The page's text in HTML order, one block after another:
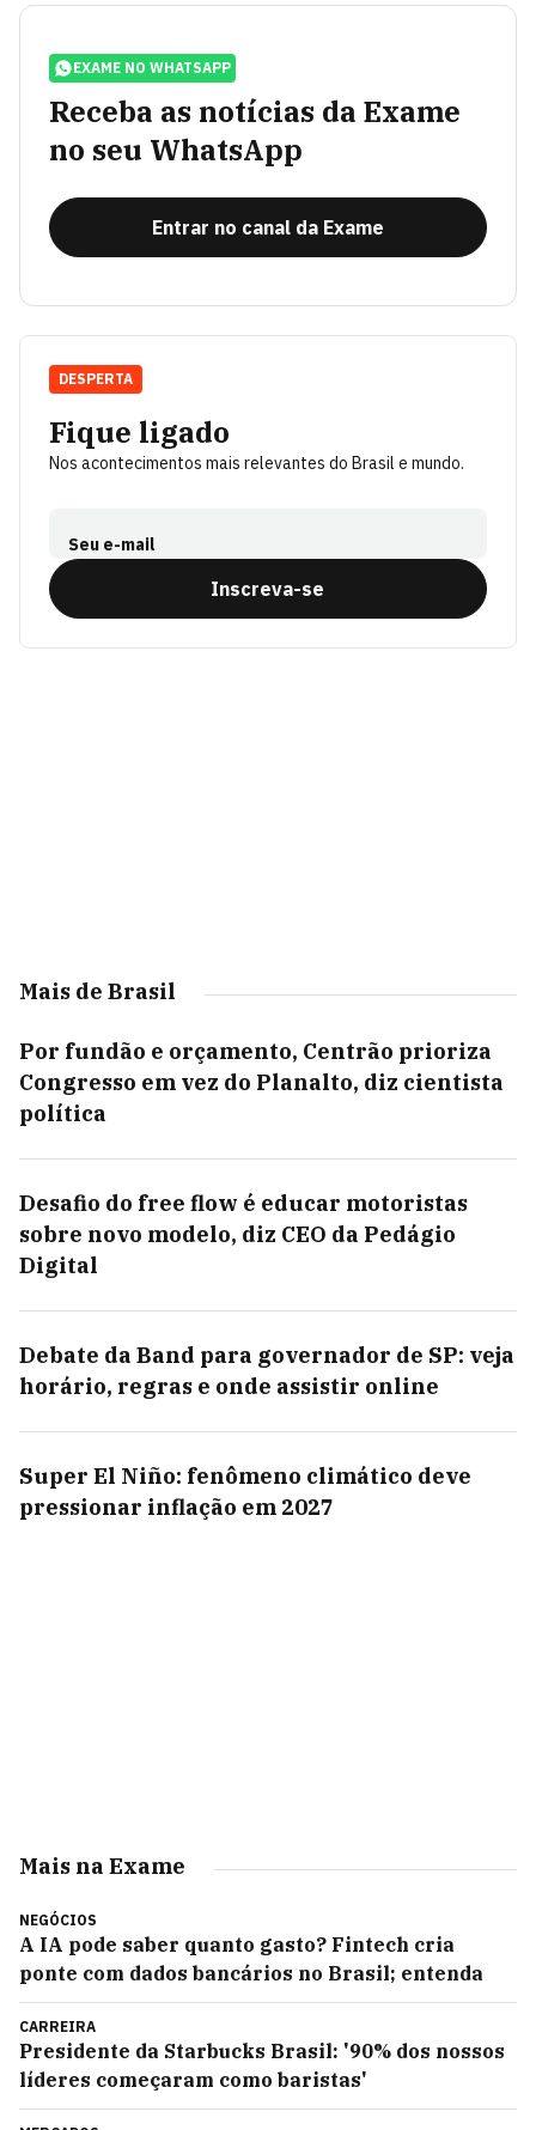
EXAME NO WHATSAPP
Receba as notícias da Exame
no seu WhatsApp
Entrar no canal da Exame
Fique ligado
Nos acontecimentos mais relevantes do Brasil e mundo.
Seu e-mail
Inscreva-se
DESPERTA
Mais de Brasil
Por fundão e orçamento, Centrão prioriza
Congresso em vez do Planalto, diz cientista
política
Desafio do free flow é educar motoristas
sobre novo modelo, diz CEO da Pedágio
Digital
Debate da Band para governador de SP: veja
horário, regras e onde assistir online
Super El Niño: fenômeno climático deve
pressionar inflação em 2027
Mais na Exame
NEGÓCIOS
A IA pode saber quanto gasto? Fintech cria
ponte com dados bancários no Brasil; entenda
CARREIRA
Presidente da Starbucks Brasil: '90% dos nossos
líderes começaram como baristas'